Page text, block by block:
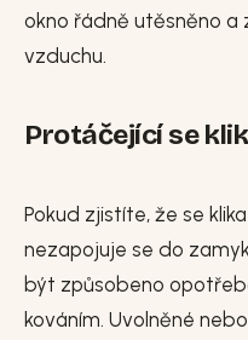
okno řádně utěsněno a
vzduchu.
Protáčející se
Pokud zjistíte, že se
nezapojuje se do
být způsobeno
kováním. Uvolněné